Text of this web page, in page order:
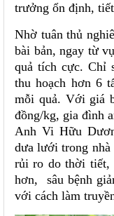
trưởng ổn định,
Nhờ tuân thủ
bài bản, ngay từ
quả tích cực. Chỉ
thu hoạch hơn 6
mỗi quả. Với giá
đồng/kg, gia đình
Anh Vi Hữu
dưa lưới trong nhà
rủi ro do thời tiết,
hơn, sâu bệnh
với cách làm